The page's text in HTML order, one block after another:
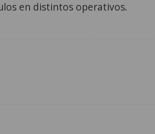
en distintos operativos.